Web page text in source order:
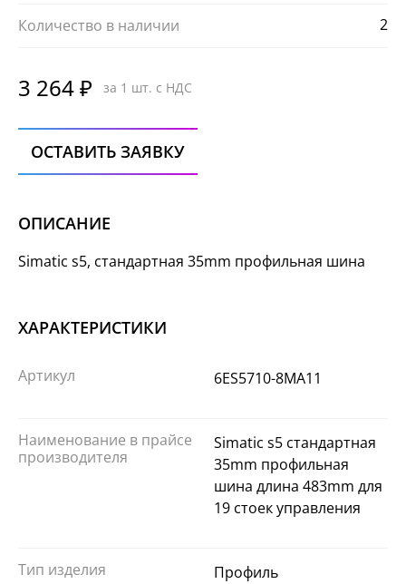
Количество в наличии 2
3 264 ₽ за 1 шт. с НДС
ОСТАВИТЬ ЗАЯВКУ
ОПИСАНИЕ
Simatic s5, стандартная 35mm профильная шина
ХАРАКТЕРИСТИКИ
Артикул 6ES5710-8MA11
Наименование в прайсе
производителя
Simatic s5 стандартная
35mm профильная
шина длина 483mm для
19 стоек управления
Тип изделия Профиль